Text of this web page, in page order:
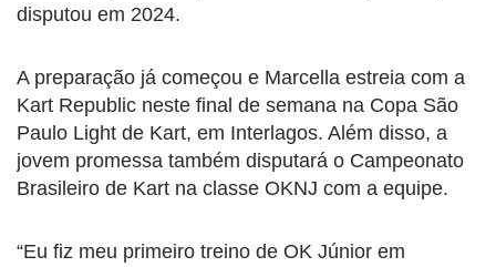
disputou em 2024.
A preparação já começou e Marcella estreia com a
Kart Republic neste final de semana na Copa São
Paulo Light de Kart, em Interlagos. Além disso, a
jovem promessa também disputará o Campeonato
Brasileiro de Kart na classe OKNJ com a equipe.
“Eu fiz meu primeiro treino de OK Júnior em